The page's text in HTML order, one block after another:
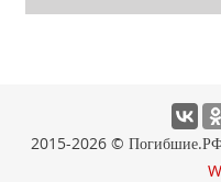
2015-2026 © Погибшие.РФ